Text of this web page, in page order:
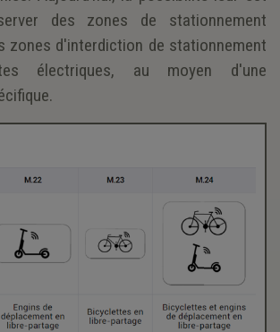
des zones de stationnement
zones d'interdiction de stationnement
électriques, au moyen d'une